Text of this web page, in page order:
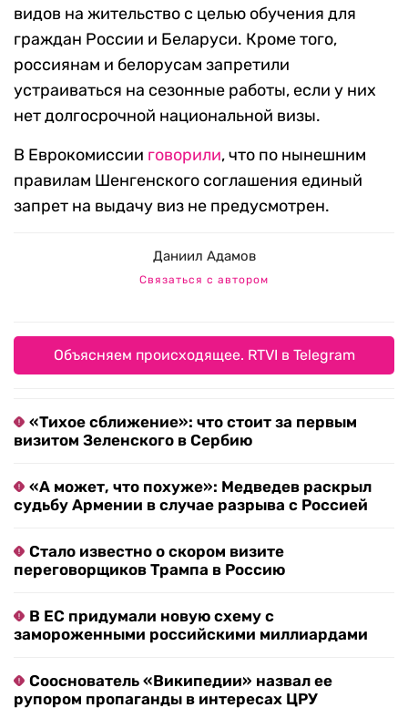
видов на жительство с целью обучения для
граждан России и Беларуси. Кроме того,
россиянам и белорусам запретили
устраиваться на сезонные работы, если у них
нет долгосрочной национальной визы.
В Еврокомиссии говорили, что по нынешним
правилам Шенгенского соглашения единый
запрет на выдачу виз не предусмотрен.
Даниил Адамов
Связаться с автором
Объясняем происходящее. RTVI в Telegram
«Тихое сближение»: что стоит за первым
визитом Зеленского в Сербию
«А может, что похуже»: Медведев раскрыл
судьбу Армении в случае разрыва с Россией
Стало известно о скором визите
переговорщиков Трампа в Россию
В ЕС придумали новую схему с
замороженными российскими миллиардами
Сооснователь «Википедии» назвал ее
рупором пропаганды в интересах ЦРУ